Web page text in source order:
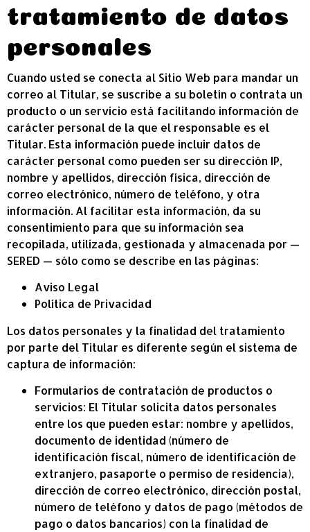
tratamiento de datos
personales
Cuando usted se conecta al Sitio Web para mandar un
correo al Titular, se suscribe a su boletín o contrata un
producto o un servicio está facilitando información de
carácter personal de la que el responsable es el
Titular. Esta información puede incluir datos de
carácter personal como pueden ser su dirección IP,
nombre y apellidos, dirección física, dirección de
correo electrónico, número de teléfono, y otra
información. Al facilitar esta información, da su
consentimiento para que su información sea
recopilada, utilizada, gestionada y almacenada por —
SERED — sólo como se describe en las páginas:
Aviso Legal
Política de Privacidad
Los datos personales y la finalidad del tratamiento
por parte del Titular es diferente según el sistema de
captura de información:
Formularios de contratación de productos o
servicios: El Titular solicita datos personales
entre los que pueden estar: nombre y apellidos,
documento de identidad (número de
identificación fiscal, número de identificación de
extranjero, pasaporte o permiso de residencia),
dirección de correo electrónico, dirección postal,
número de teléfono y datos de pago (métodos de
pago o datos bancarios) con la finalidad de